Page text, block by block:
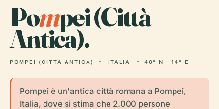
Pompei (Città
Antica).
POMPEI (CITTÀ ANTICA) ITALIA 40° N · 14° E
Pompei è un'antica città romana a Pompei,
Italia, dove si stima che 2.000 persone